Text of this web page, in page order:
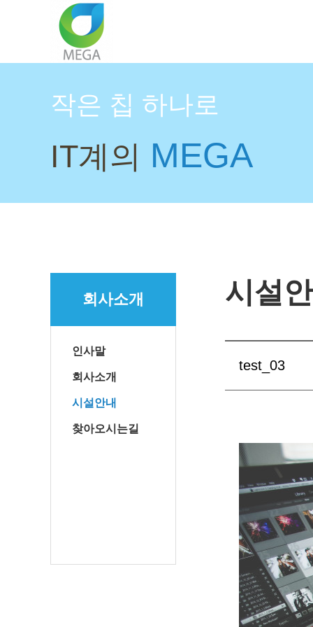
작은 칩 하나로
IT계의 MEGA
회사소개
인사말
회사소개
시설안내
찾아오시는길
시설
test_03